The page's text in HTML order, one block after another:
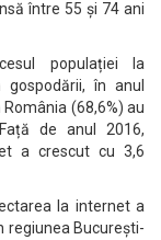
între 55 și 74 ani
populației la
în anul
(68,6%) au
de anul 2016,
a crescut cu 3,6
la internet a
regiunea București-